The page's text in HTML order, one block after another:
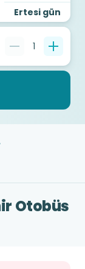
Ertesi gün
1
Otobüs